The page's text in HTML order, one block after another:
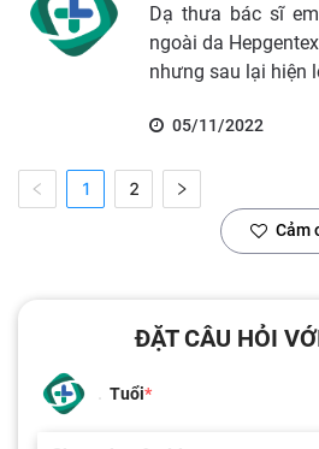
Dạ thưa bác sĩ
ngoài da
nhưng sau lại hiện
05/11/2022
1 2
Cảm
ĐẶT CÂU HỎI
Tuổi